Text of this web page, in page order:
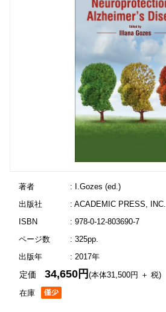
著者
: I.Gozes (ed.)
出版社
: ACADEMIC PRESS, INC.
ISBN
: 978-0-12-803690-7
ページ数
: 325pp.
出版年
: 2017年
在庫
定価34,650円(本体31,500円 ＋ 税)